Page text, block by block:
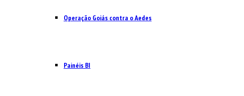
Operação Goiás contra o Aedes
Painéis BI